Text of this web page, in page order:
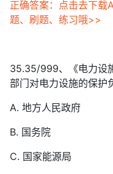
正确答案：点击去下载
题、刷题、练习哦>>
35.35/999、《电力设
部门对电力设施的保护
A. 地方人民政府
B. 国务院
C. 国家能源局